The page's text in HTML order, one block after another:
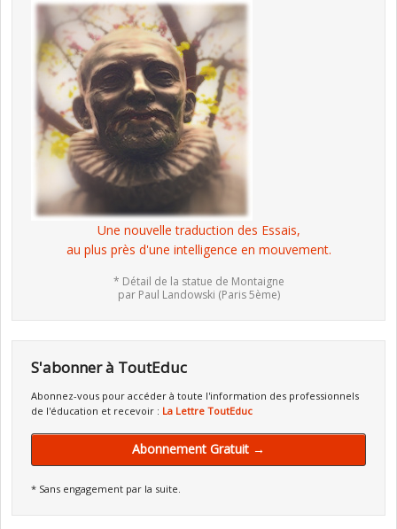
Une nouvelle traduction des Essais,
au plus près d'une intelligence en mouvement.
* Détail de la statue de Montaigne
par Paul Landowski (Paris 5ème)
S'abonner à ToutEduc
Abonnez-vous pour accéder à toute l'information des professionnels
de l'éducation et recevoir : La Lettre ToutEduc
Abonnement Gratuit →
* Sans engagement par la suite.